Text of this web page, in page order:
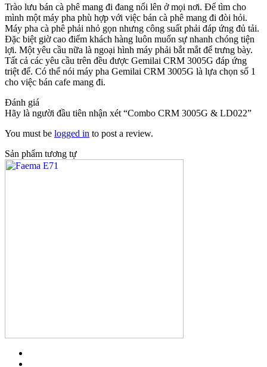
Trào lưu bán cà phê mang đi đang nổi lên ở mọi nơi. Để tìm cho
mình một máy pha phù hợp với việc bán cà phê mang đi đòi hỏi.
Máy pha cà phê phải nhỏ gọn nhưng công suất phải đáp ứng đủ tải.
Đặc biệt giờ cao điểm khách hàng luôn muốn sự nhanh chóng tiện
lợi. Một yêu cầu nữa là ngoại hình máy phải bắt mắt để trưng bày.
Tất cả các yêu cầu trên đều được Gemilai CRM 3005G đáp ứng
triệt để. Có thể nói máy pha Gemilai CRM 3005G là lựa chọn số 1
cho việc bán cafe mang đi.
Đánh giá
Hãy là người đầu tiên nhận xét “Combo CRM 3005G & LD022”
You must be logged in to post a review.
Sản phẩm tương tự